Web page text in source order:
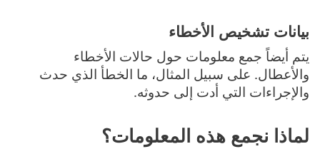
بيانات تشخيص الأخطاء
يتم أيضاً جمع معلومات حول حالات الأخطاء
والأعطال. على سبيل المثال، ما الخطأ الذي حدث
والإجراءات التي أدت إلى حدوثه.
لماذا نجمع هذه المعلومات؟